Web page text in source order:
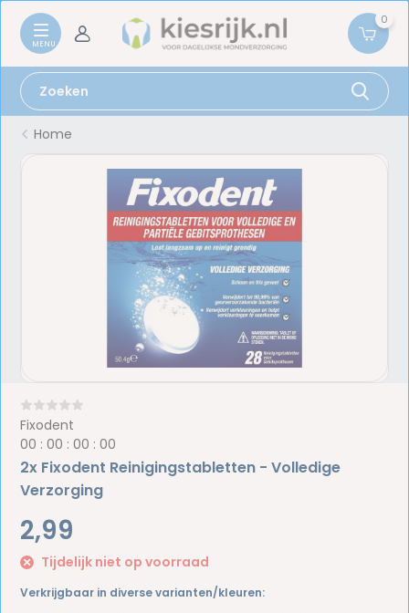
0
Home
Fixodent
00 :00 :00 :00
2x Fixodent Reinigingstabletten - Volledige
Verzorging
2,99
Tijdelijk niet op voorraad
Verkrijgbaar in diverse varianten/kleuren: